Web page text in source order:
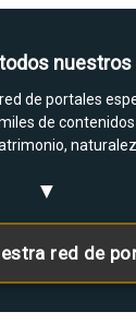
de portales
de
▼
red de